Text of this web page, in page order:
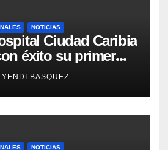
NOTICIAS
Ciudad Caribia
éxito su primer
YENDI BASQUEZ
NOTICIAS